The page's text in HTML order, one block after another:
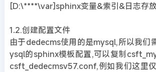
[D:\****\var]sphinx变量&索引&日志存
1.2.创建配置文件
由于dedecms使用的是mysql,所以我们
ysql的sphinx模板配置,可以复制
csft_dedecmsv57.conf,例如我们这里